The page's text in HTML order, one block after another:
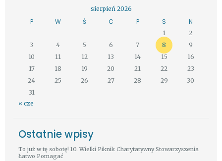
sierpień 2026
P W Ś C P S N
1
2
3
4 5 6 7 8
9
10
11 12 13 14 15
16
17
18 19 20 21 22
23
24
25 26 27 28 29
30
31
« cze
Ostatnie wpisy
To już w tę sobotę! 10. Wielki Piknik Charytatywny Stowarzyszenia
Łatwo Pomagać